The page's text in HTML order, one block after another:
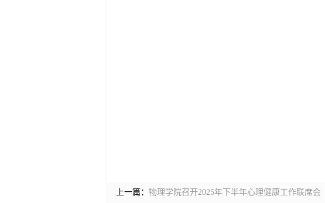
上一篇： 物理学院召开2025年下半年心理健康工作联席会